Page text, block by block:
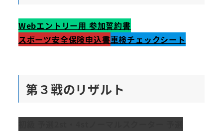
Webエントリー用 参加誓約書
スポーツ安全保険申込書車検チェックシート
第３戦のリザルト